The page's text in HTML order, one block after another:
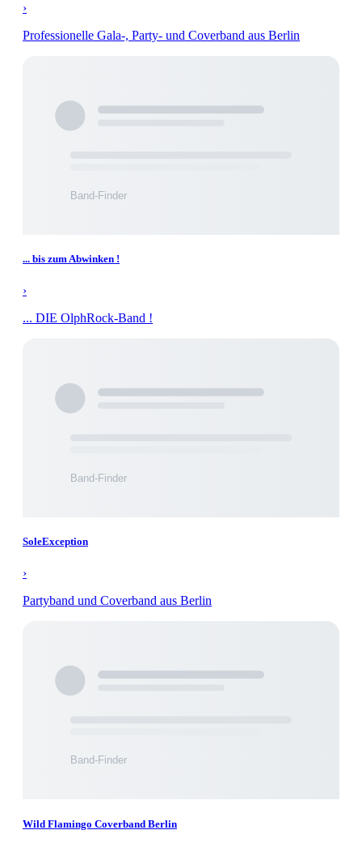
›
Professionelle Gala-, Party- und Coverband aus Berlin
... bis zum Abwinken !
›
... DIE OlphRock-Band !
SoleException
›
Partyband und Coverband aus Berlin
Wild Flamingo Coverband Berlin